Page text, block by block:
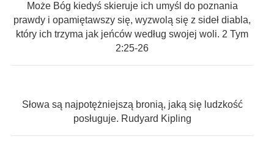
Może Bóg kiedyś skieruje ich umyśl do poznania
prawdy i opamiętawszy się, wyzwolą się z sideł diabla,
który ich trzyma jak jeńców według swojej woli. 2 Tym
2:25-26
Słowa są najpotężniejszą bronią, jaką się ludzkość
posługuje. Rudyard Kipling